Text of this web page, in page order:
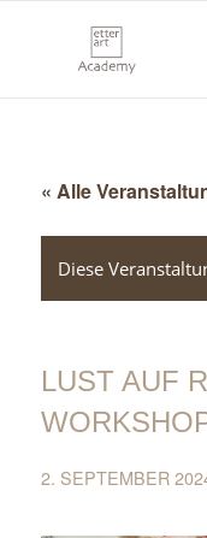
« Alle
Diese
LUST AUF
2. SEPTEMBER